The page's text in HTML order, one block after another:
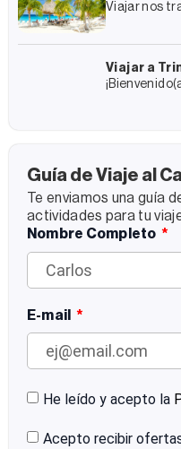
Enjoy
Viajar nos
conecta con
Viajar a
Guía de Viaje al
Te enviamos una guía
actividades para tu
Nombre Completo
E-mail
He leído y acepto la
Acepto recibir